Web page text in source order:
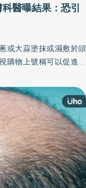
醫曝結果：恐引
或大蒜塗抹或濕敷於頭
購物上號稱可以促進毛
可貿然嘗試偏方。